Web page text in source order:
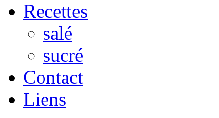
Recettes
salé
sucré
Contact
Liens